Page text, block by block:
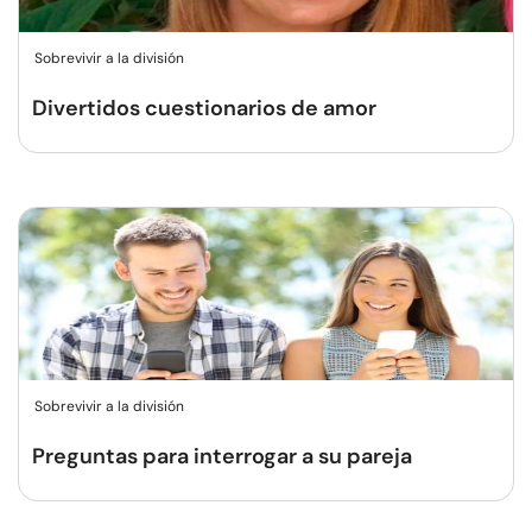
Sobrevivir a la división
Divertidos cuestionarios de amor
Sobrevivir a la división
Preguntas para interrogar a su pareja